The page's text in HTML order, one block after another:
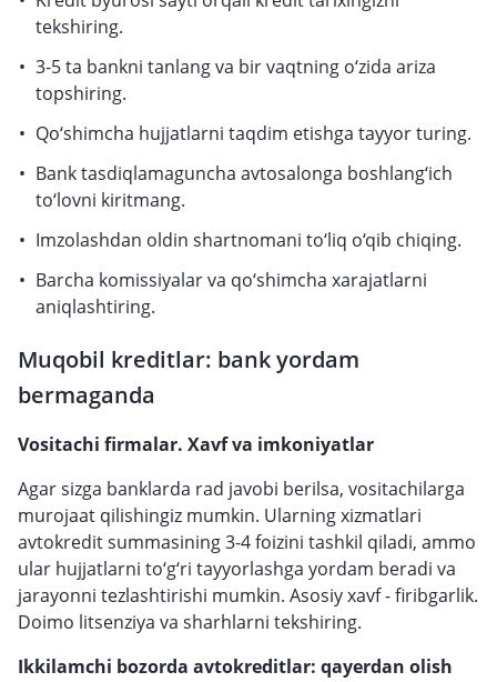
tekshiring.
3-5 ta bankni tanlang va bir vaqtning o‘zida ariza
topshiring.
Qo‘shimcha hujjatlarni taqdim etishga tayyor turing.
Bank tasdiqlamaguncha avtosalonga boshlang‘ich
to‘lovni kiritmang.
Imzolashdan oldin shartnomani to‘liq o‘qib chiqing.
Barcha komissiyalar va qo‘shimcha xarajatlarni
aniqlashtiring.
Muqobil kreditlar: bank yordam
bermaganda
Vositachi firmalar. Xavf va imkoniyatlar
Agar sizga banklarda rad javobi berilsa, vositachilarga
murojaat qilishingiz mumkin. Ularning xizmatlari
avtokredit summasining 3-4 foizini tashkil qiladi, ammo
ular hujjatlarni to‘g‘ri tayyorlashga yordam beradi va
jarayonni tezlashtirishi mumkin. Asosiy xavf - firibgarlik.
Doimo litsenziya va sharhlarni tekshiring.
Ikkilamchi bozorda avtokreditlar: qayerdan olish